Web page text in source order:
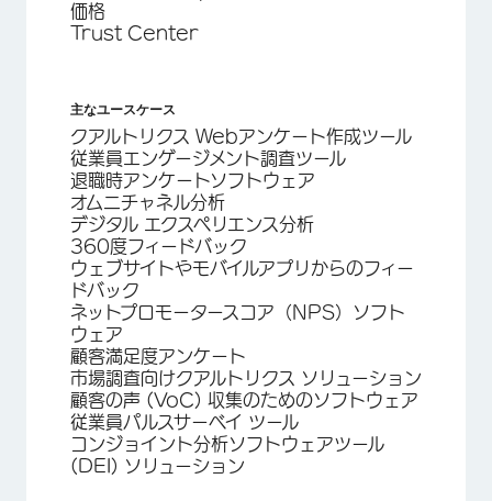
価格
Trust Center
主なユースケース
クアルトリクス Webアンケート作成ツール
従業員エンゲージメント調査ツール
退職時アンケートソフトウェア
オムニチャネル分析
デジタル エクスペリエンス分析
360度フィードバック
ウェブサイトやモバイルアプリからのフィー
ドバック
ネットプロモータースコア（NPS）ソフト
ウェア
顧客満足度アンケート
市場調査向けクアルトリクス ソリューション
顧客の声 (VoC) 収集のためのソフトウェア
従業員パルスサーベイ ツール
コンジョイント分析ソフトウェアツール
(DEI) ソリューション